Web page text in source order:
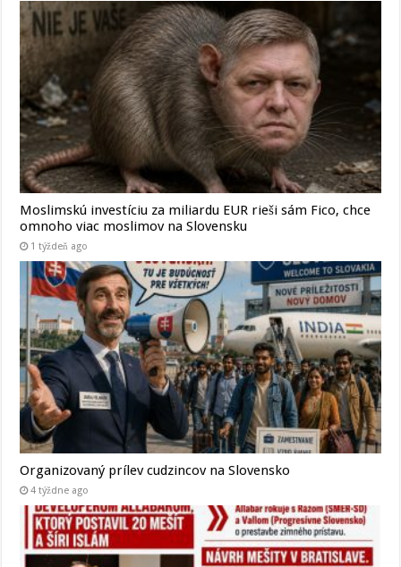
Moslimskú investíciu za miliardu EUR rieši sám Fico, chce
omnoho viac moslimov na Slovensku
1 týždeň ago
Organizovaný prílev cudzincov na Slovensko
4 týždne ago